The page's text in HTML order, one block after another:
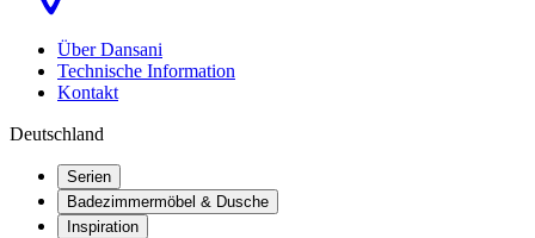
Über Dansani
Technische Information
Kontakt
Deutschland
Serien
Badezimmermöbel & Dusche
Inspiration